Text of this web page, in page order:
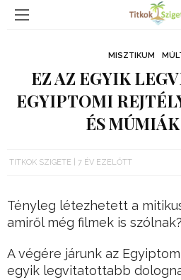
MISZTIKUM
EZ AZ EGYIK
EGYIPTOMI
ÉS
TITKOK SZIGETE 7 ÉV EZELŐTT
Tényleg létezhetett a
amiről még filmek is szólnak?
A végére járunk az
egyik legvitatottabb